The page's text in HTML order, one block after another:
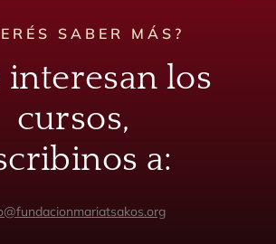
SABER MÁS?
interesan los
cursos,
a: